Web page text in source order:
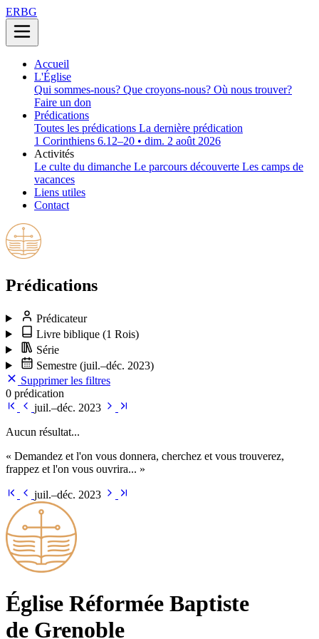
ERBG
Accueil
L'Église
Qui sommes-nous? Que croyons-nous? Où nous trouver?
Faire un don
Prédications
Toutes les prédications La dernière prédication
1 Corinthiens 6.12–20 • dim. 2 août 2026
Activités
Le culte du dimanche Le parcours découverte Les camps de
vacances
Liens utiles
Contact
Prédications
Prédicateur
Livre biblique (1 Rois)
Série
Semestre (juil.–déc. 2023)
Supprimer les filtres
0 prédication
juil.–déc. 2023
Aucun résultat...
« Demandez et l'on vous donnera, cherchez et vous trouverez,
frappez et l'on vous ouvrira... »
juil.–déc. 2023
Église Ré­for­mée Bap­tiste
de Grenoble